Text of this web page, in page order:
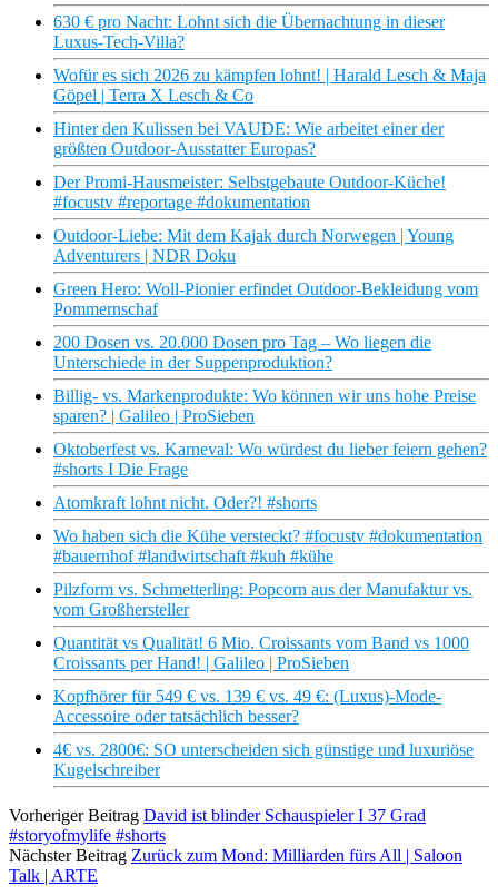
630 € pro Nacht: Lohnt sich die Übernachtung in dieser
Luxus-Tech-Villa?
Wofür es sich 2026 zu kämpfen lohnt! | Harald Lesch & Maja
Göpel | Terra X Lesch & Co
Hinter den Kulissen bei VAUDE: Wie arbeitet einer der
größten Outdoor-Ausstatter Europas?
Der Promi-Hausmeister: Selbstgebaute Outdoor-Küche!
#focustv #reportage #dokumentation
Outdoor-Liebe: Mit dem Kajak durch Norwegen | Young
Adventurers | NDR Doku
Green Hero: Woll-Pionier erfindet Outdoor-Bekleidung vom
Pommernschaf
200 Dosen vs. 20.000 Dosen pro Tag – Wo liegen die
Unterschiede in der Suppenproduktion?
Billig- vs. Markenprodukte: Wo können wir uns hohe Preise
sparen? | Galileo | ProSieben
Oktoberfest vs. Karneval: Wo würdest du lieber feiern gehen?
#shorts I Die Frage
Atomkraft lohnt nicht. Oder?! #shorts
Wo haben sich die Kühe versteckt? #focustv #dokumentation
#bauernhof #landwirtschaft #kuh #kühe
Pilzform vs. Schmetterling: Popcorn aus der Manufaktur vs.
vom Großhersteller
Quantität vs Qualität! 6 Mio. Croissants vom Band vs 1000
Croissants per Hand! | Galileo | ProSieben
Kopfhörer für 549 € vs. 139 € vs. 49 €: (Luxus)-Mode-
Accessoire oder tatsächlich besser?
4€ vs. 2800€: SO unterscheiden sich günstige und luxuriöse
Kugelschreiber
Vorheriger Beitrag David ist blinder Schauspieler I 37 Grad
#storyofmylife #shorts
Nächster Beitrag Zurück zum Mond: Milliarden fürs All | Saloon
Talk | ARTE